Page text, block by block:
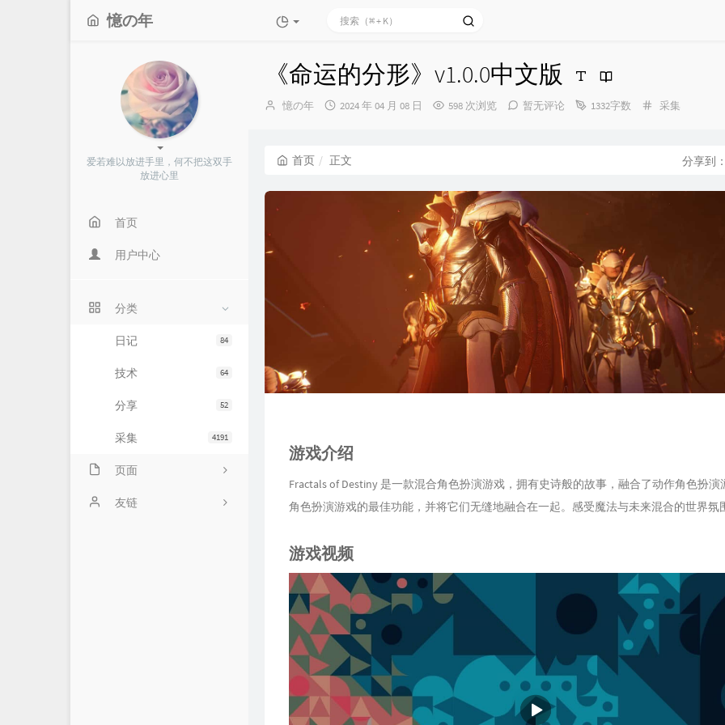
憶の年
爱若难以放进手里，何不把这双手
放进心里
首页
用户中心
分类
84
日记
64
技术
52
分享
4191
采集
页面
会员中心
友链
《命运的分形》v1.0.0中文版
博
憶の年
发
2024 年 04 月 08 日 598 次浏览 暂无评论 1332字数
分
采集
首页 正文 分享到
游戏介绍
Fractals of Destiny 是一款混合角色扮演游戏，拥有史诗般的故事，融合了动作角色扮演
角色扮演游戏的最佳功能，并将它们无缝地融合在一起。感受魔法与未来混合的世界氛
游戏视频